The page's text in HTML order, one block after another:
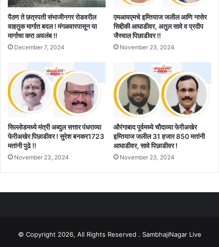
पैठण ते छत्रपती संभाजीनगर रोडवरील
वाहतुक मार्गात बदल ! मंगळवारपासून या
मार्गाचा करा अवलंब !!
December 7, 2024
एमआयएमचे इम्तियाज जलील आणि नासेर
सिद्दीकी आघाडीवर, अतुल सावे व प्रदीप
जैस्वाल पिछाडीवर !!
November 23, 2024
सिल्लोडमध्ये मंत्री अब्दुल सत्तार पंधराव्या
फेरीअखेर पिछाडीवर ! सुरेश बनकर1723
मतांनी पुढे !!
November 23, 2024
औरंगाबाद पूर्वमध्ये चौदाव्या फेरीअखेर
इम्तियाज जलील 31 हजार 850 मतांनी
आघाडीवर, सावे पिछाडीवर !
November 23, 2024
© Copyright 2026, All Rights Reserved . SambhajiNagar Live